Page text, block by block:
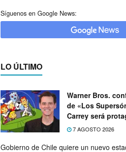
Síguenos en Google News:
LO ÚLTIMO
Warner Bros.
de «Los
Carrey será
7 AGOSTO 2026
Gobierno de Chile quiere un nuevo